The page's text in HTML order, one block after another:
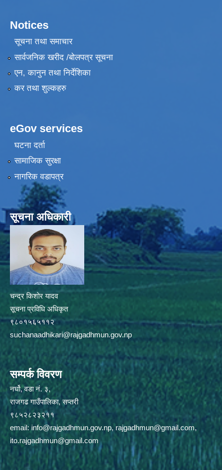
Notices
सूचना तथा समाचार
सार्वजनिक खरीद /बोलपत्र सूचना
एन, कानुन तथा निर्देशिका
कर तथा शुल्कहरु
eGov services
घटना दर्ता
सामाजिक सुरक्षा
नागरिक वडापत्र
सूचना अधिकारी
चन्द्र किशोर यादव
सूचना प्रविधि अधिकृत
९८०१५६५११२
suchanaadhikari@rajgadhmun.gov.np
सम्पर्क विवरण
नर्घो, वडा नं. ३,
राजगढ गाउँपालिका, सप्तरी
९८५२८२३२११
email: info@rajgadhmun.gov.np,rajgadhmun@gmail.com,
ito.rajgadhmun@gmail.com